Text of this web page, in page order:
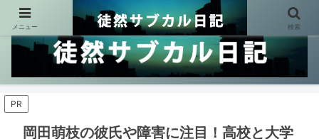
PR
岡田萌枝の彼氏や障害に注目！高校と大学
メニュー 検索